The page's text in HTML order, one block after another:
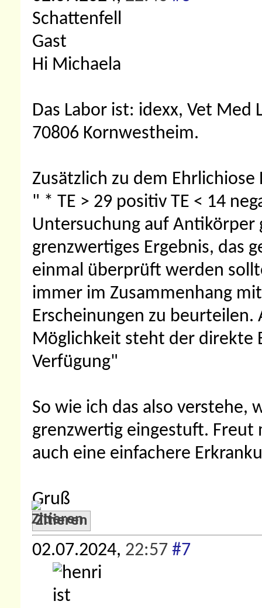
Schattenfell
Gast
Hi Michaela
Das Labor ist: idexx, Vet
70806 Kornwestheim.
Zusätzlich zu dem
" * TE > 29 positiv TE < 14
Untersuchung auf Antikörper
grenzwertiges Ergebnis, das
einmal überprüft werden
immer im Zusammenhang
Erscheinungen zu
Möglichkeit steht der direkte
Verfügung"
So wie ich das also verstehe,
grenzwertig eingestuft. Freut
auch eine einfachere
Gruß
Zitieren
02.07.2024, 22:57 #7